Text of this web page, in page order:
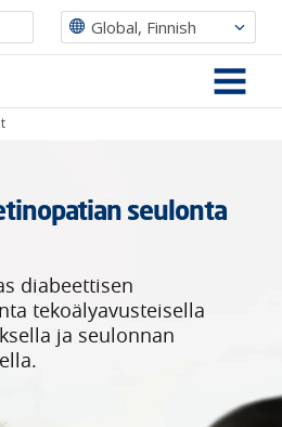
Global, Finnish
MENU
seulonta
diabeettisen
tekoälyavusteisella
ja seulonnan